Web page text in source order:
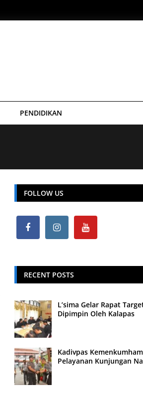
PENDIDIKAN
FOLLOW US
RECENT POSTS
L’sima Gelar Rapat
Dipimpin Oleh Kalapas
Kadivpas
Pelayanan Kunjungan